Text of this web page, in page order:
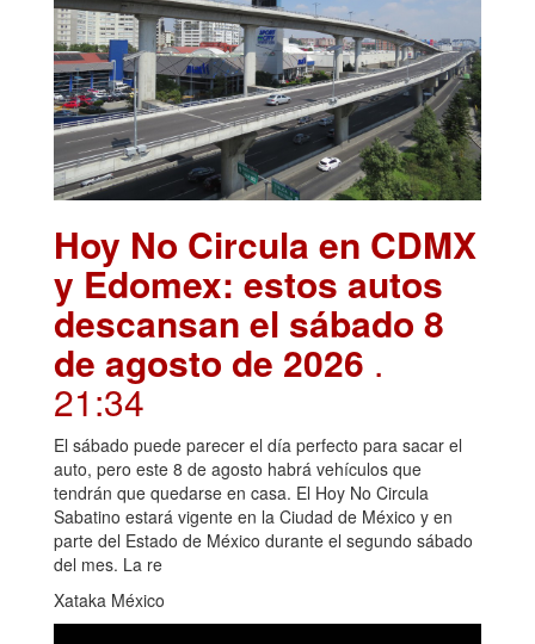
Hoy No Circula en CDMX
y Edomex: estos autos
descansan el sábado 8
de agosto de 2026 .
21:34
El sábado puede parecer el día perfecto para sacar el
auto, pero este 8 de agosto habrá vehículos que
tendrán que quedarse en casa. El Hoy No Circula
Sabatino estará vigente en la Ciudad de México y en
parte del Estado de México durante el segundo sábado
del mes. La re
Xataka México